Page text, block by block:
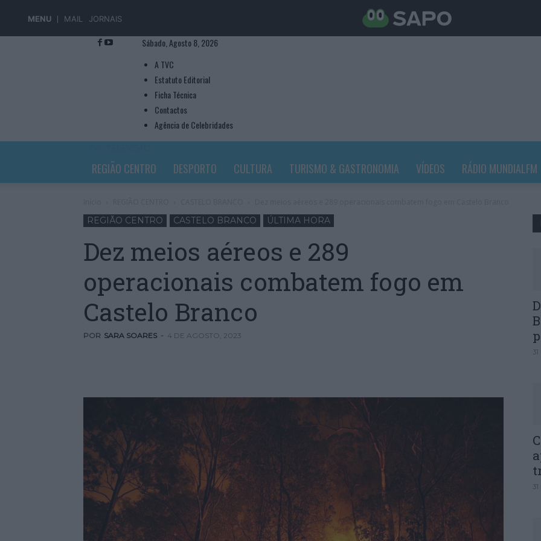
MENU MAIL JORNAIS
Sábado, Agosto 8, 2026
A TVC
Estatuto Editorial
Ficha Técnica
Contactos
Agência de Celebridades
REGIÃO CENTRO DESPORTO CULTURA TURISMO & GASTRONOMIA VÍDEOS RÁDIO MUNDIALFM
REGIÃO CENTRO CASTELO BRANCO ÚLTIMA HORA
Dez meios aéreos e 289
operacionais combatem fogo em
Castelo Branco
POR SARA SOARES - 4 DE AGOSTO, 2023